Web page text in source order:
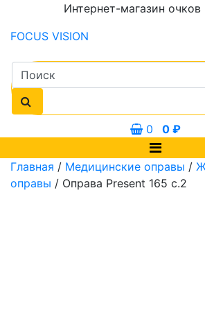
Интернет-магазин очков
FOCUS VISION
0 0 ₽
Главная / Медицинские оправы /
оправы / Оправа Present 165 с.2